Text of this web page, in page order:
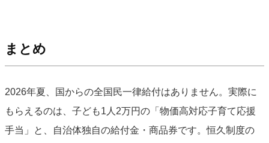
まとめ
2026年夏、国からの全国民一律給付はありません。実際に
もらえるのは、子ども1人2万円の「物価高対応子育て応援
手当」と、自治体独自の給付金・商品券です。恒久制度の